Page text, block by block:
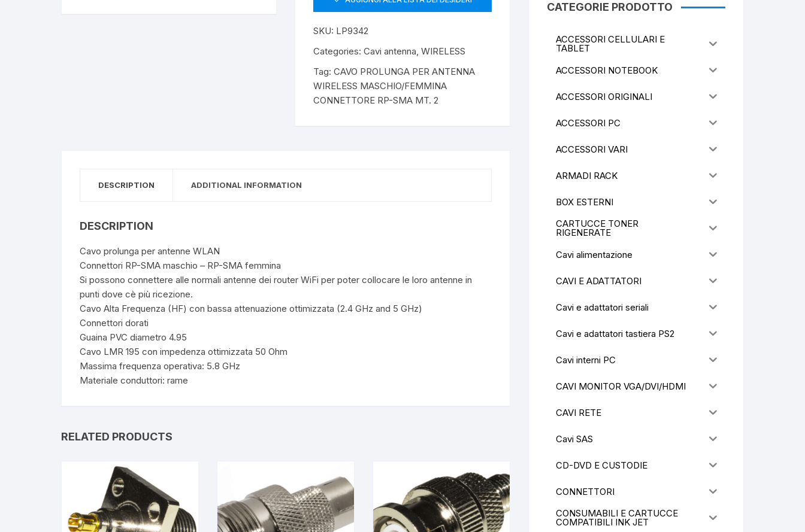
SKU: LP9342
Categories: Cavi antenna, WIRELESS
Tag: CAVO PROLUNGA PER ANTENNA
WIRELESS MASCHIO/FEMMINA
CONNETTORE RP-SMA MT. 2
DESCRIPTION ADDITIONAL INFORMATION
DESCRIPTION
Cavo prolunga per antenne WLAN
Connettori RP-SMA maschio – RP-SMA femmina
Si possono connettere alle normali antenne dei router WiFi per poter collocare le loro antenne in
punti dove cè più ricezione.
Cavo Alta Frequenza (HF) con bassa attenuazione ottimizzata (2.4 GHz and 5 GHz)
Connettori dorati
Guaina PVC diametro 4.95
Cavo LMR 195 con impedenza ottimizzata 50 Ohm
Massima frequenza operativa: 5.8 GHz
Materiale conduttori: rame
RELATED PRODUCTS
CATEGORIE PRODOTTO
ACCESSORI CELLULARI E
TABLET
ACCESSORI NOTEBOOK
ACCESSORI ORIGINALI
ACCESSORI PC
ACCESSORI VARI
ARMADI RACK
BOX ESTERNI
CARTUCCE TONER
RIGENERATE
Cavi alimentazione
CAVI E ADATTATORI
Cavi e adattatori seriali
Cavi e adattatori tastiera PS2
Cavi interni PC
CAVI MONITOR VGA/DVI/HDMI
CAVI RETE
Cavi SAS
CD-DVD E CUSTODIE
CONNETTORI
CONSUMABILI E CARTUCCE
COMPATIBILI INK JET